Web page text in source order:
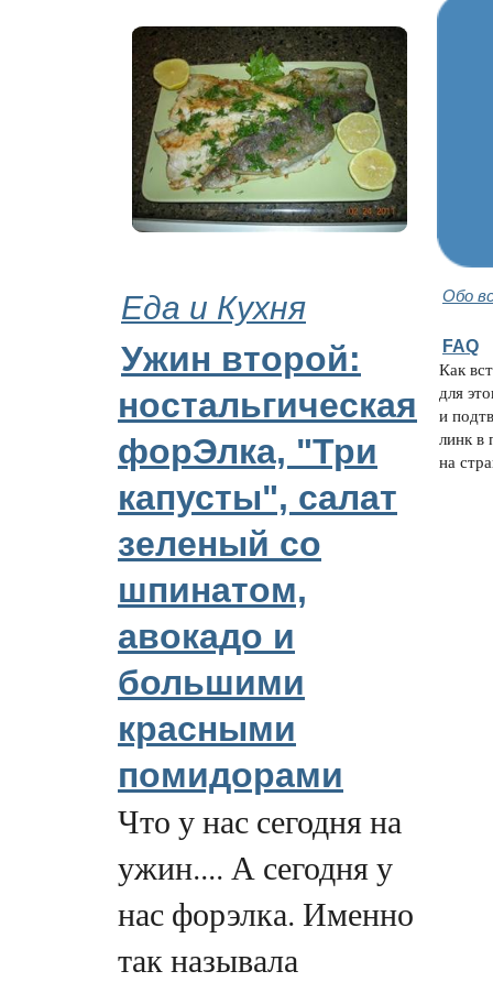
Еда и Кухня Обо
Ужин второй:
ностальгическая
форЭлка, "Три
капусты", салат
зеленый со
шпинатом,
авокадо и
большими
красными
помидорами
Что у нас сегодня на
ужин.... А сегодня у
нас форэлка. Именно
так называла
FAQ
Как
для
и
линк в
на